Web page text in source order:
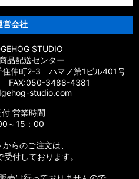
会社
STUDIO
品配送センター
仲町2-3 ハマノ第1ビル401号
FAX:050-3488-4381
studio.com
営業時間
～15：00
らのご注文は、
付しております。